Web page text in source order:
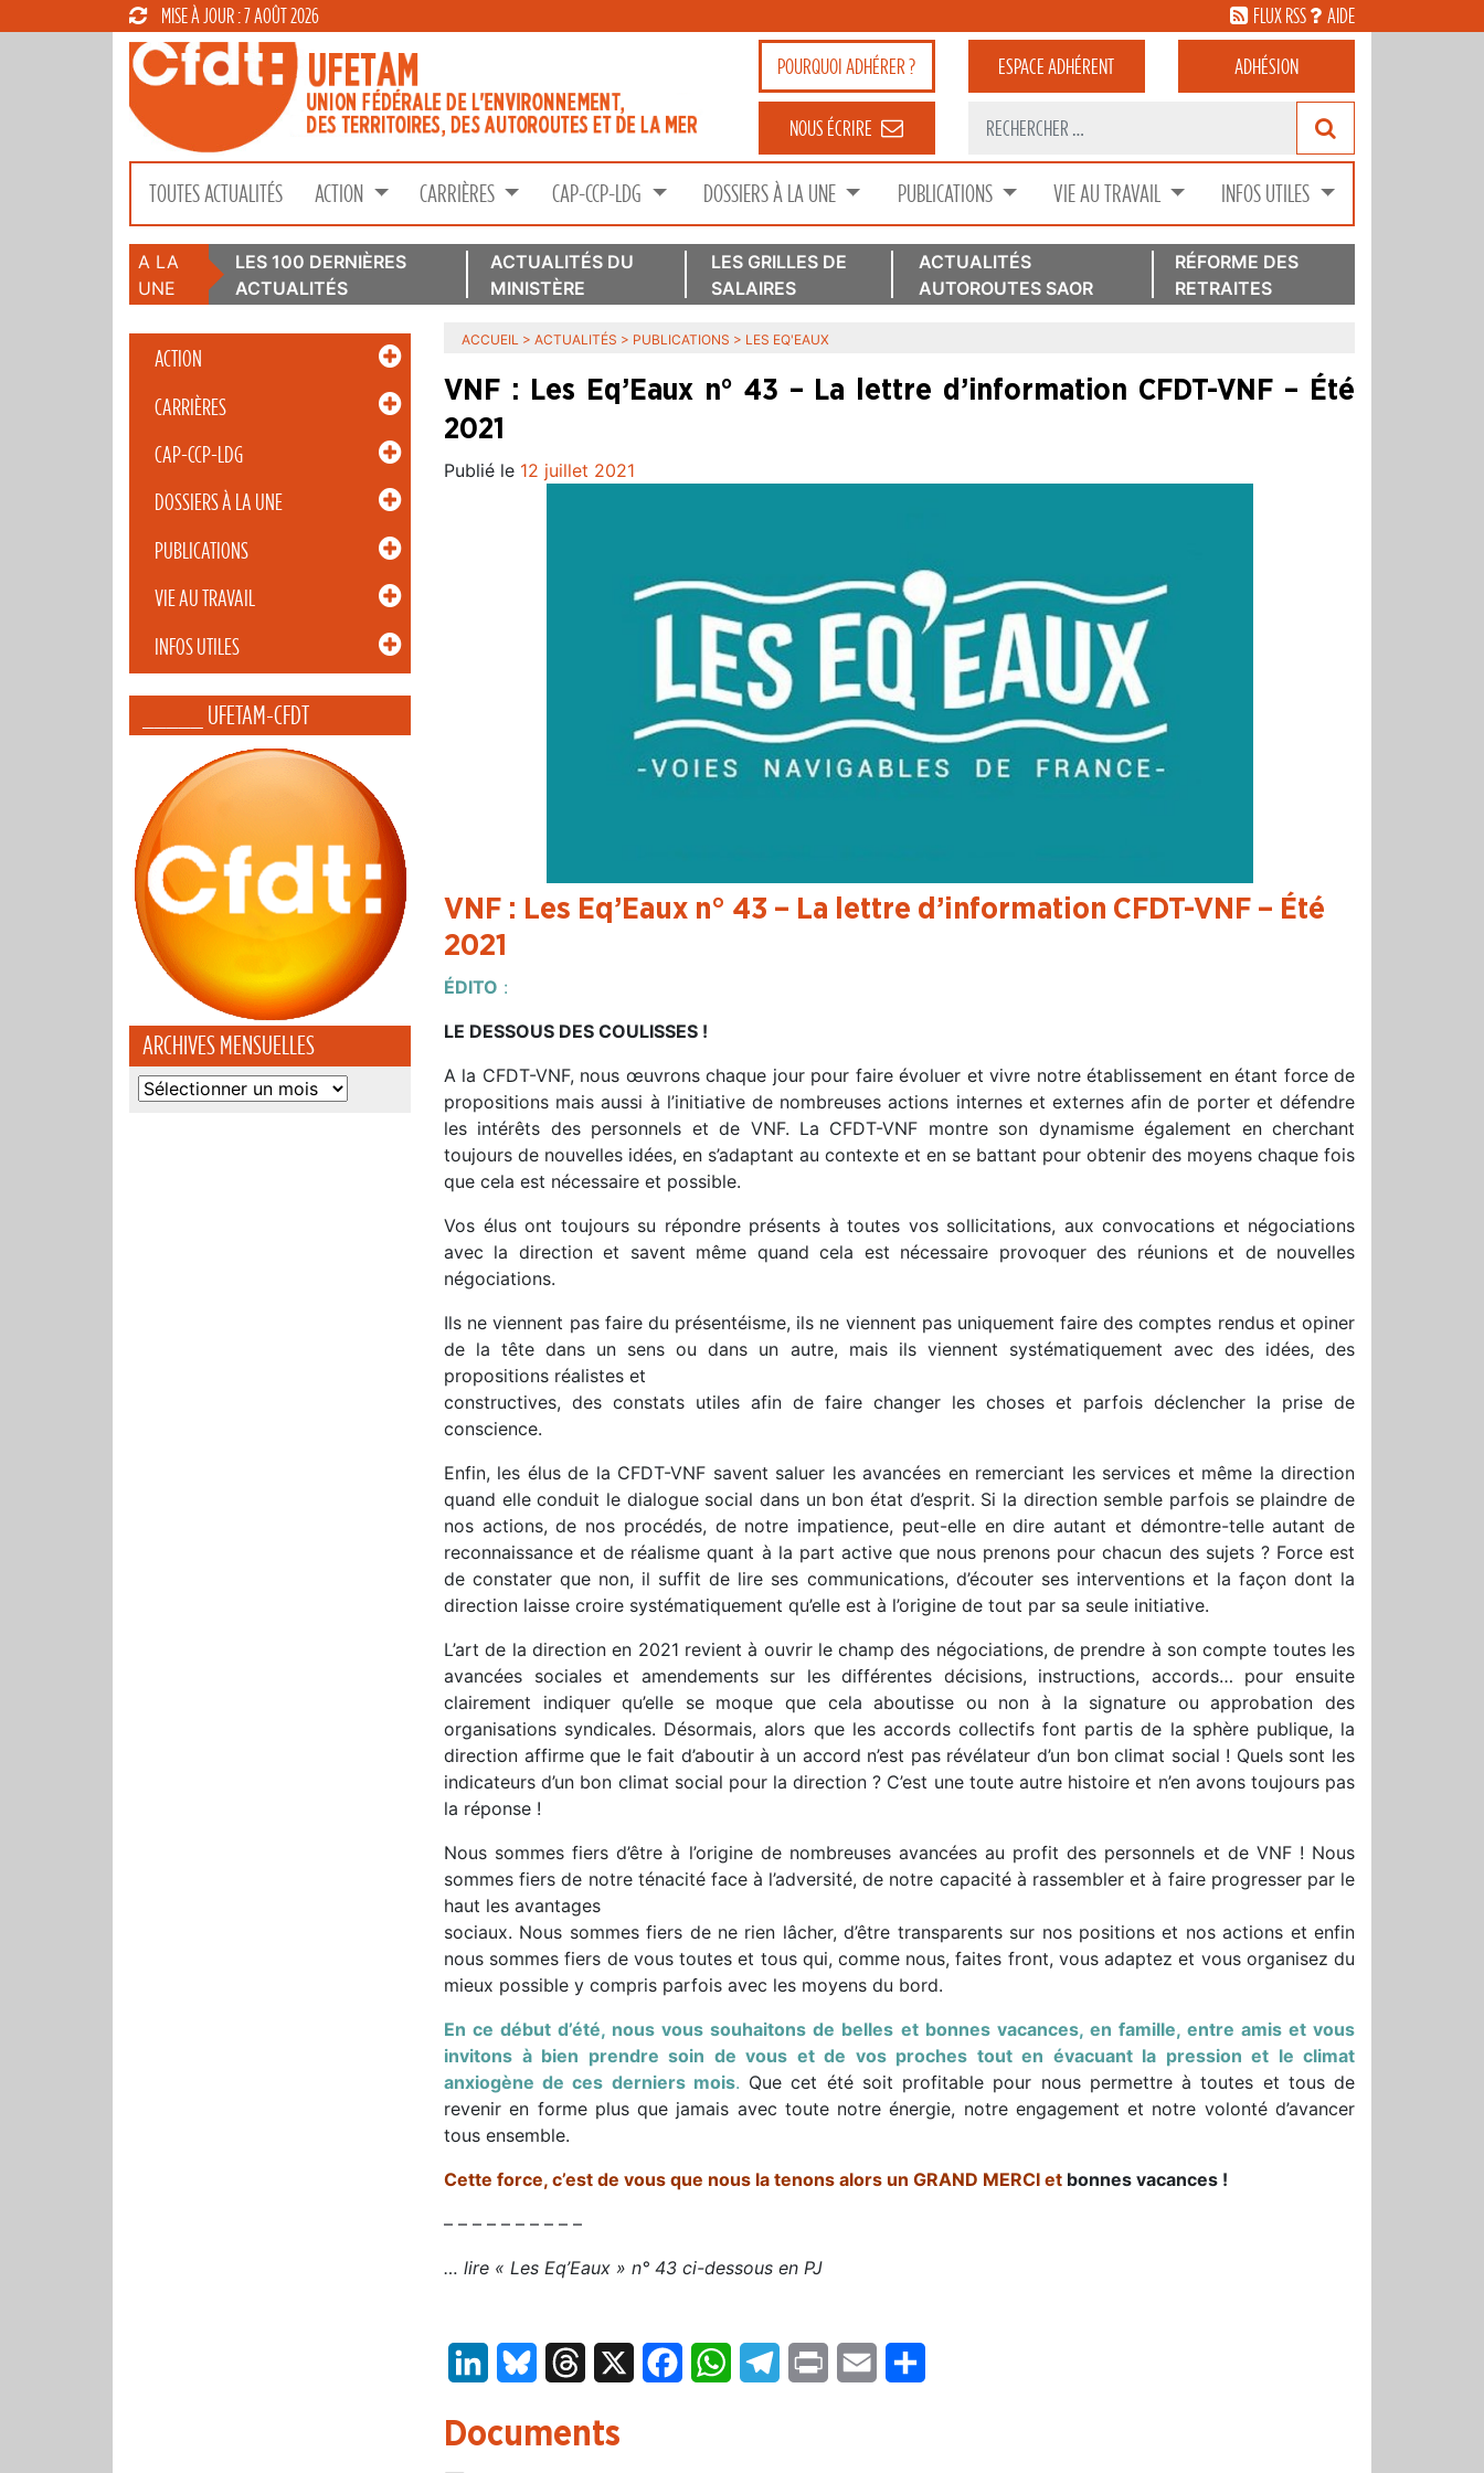
MISE À JOUR : 7 AOÛT 2026 FLUX RSS AIDE
POURQUOIADHÉRER ? ESPACEADHÉRENT ADHÉSION
NOUS ÉCRIRE
TOUTES ACTUALITÉS ACTION CARRIÈRES CAP-CCP-LDG DOSSIERS À LA UNE PUBLICATIONS VIE AU TRAVAIL INFOS UTILES
A LA
UNE
LES 100 DERNIÈRES
ACTUALITÉS
ACTUALITÉS DU
MINISTÈRE
LES GRILLES DE
SALAIRES
ACTUALITÉS
AUTOROUTES SAOR
RÉFORME DES
RETRAITES
ACTION
CARRIÈRES
CAP-CCP-LDG
DOSSIERS À LA UNE
PUBLICATIONS
VIE AU TRAVAIL
INFOS UTILES
_____ UFETAM-CFDT
ARCHIVES MENSUELLES
Archives
ACCUEIL > ACTUALITÉS > PUBLICATIONS > LES EQ'EAUX
VNF : Les Eq’Eaux n° 43 – La lettre d’information CFDT-VNF – Été
2021
Publié le 12 juillet 2021
VNF : Les Eq’Eaux n° 43 – La lettre d’information CFDT-VNF – Été
2021
ÉDITO :
LE DESSOUS DES COULISSES !
A la CFDT-VNF, nous œuvrons chaque jour pour faire évoluer et vivre notre établissement en étant force de
propositions mais aussi à l’initiative de nombreuses actions internes et externes afin de porter et défendre
les intérêts des personnels et de VNF. La CFDT-VNF montre son dynamisme également en cherchant
toujours de nouvelles idées, en s’adaptant au contexte et en se battant pour obtenir des moyens chaque fois
que cela est nécessaire et possible.
Vos élus ont toujours su répondre présents à toutes vos sollicitations, aux convocations et négociations
avec la direction et savent même quand cela est nécessaire provoquer des réunions et de nouvelles
négociations.
Ils ne viennent pas faire du présentéisme, ils ne viennent pas uniquement faire des comptes rendus et opiner
de la tête dans un sens ou dans un autre, mais ils viennent systématiquement avec des idées, des
propositions réalistes et
constructives, des constats utiles afin de faire changer les choses et parfois déclencher la prise de
conscience.
Enfin, les élus de la CFDT-VNF savent saluer les avancées en remerciant les services et même la direction
quand elle conduit le dialogue social dans un bon état d’esprit. Si la direction semble parfois se plaindre de
nos actions, de nos procédés, de notre impatience, peut-elle en dire autant et démontre-telle autant de
reconnaissance et de réalisme quant à la part active que nous prenons pour chacun des sujets ? Force est
de constater que non, il suffit de lire ses communications, d’écouter ses interventions et la façon dont la
direction laisse croire systématiquement qu’elle est à l’origine de tout par sa seule initiative.
L’art de la direction en 2021 revient à ouvrir le champ des négociations, de prendre à son compte toutes les
avancées sociales et amendements sur les différentes décisions, instructions, accords… pour ensuite
clairement indiquer qu’elle se moque que cela aboutisse ou non à la signature ou approbation des
organisations syndicales. Désormais, alors que les accords collectifs font partis de la sphère publique, la
direction affirme que le fait d’aboutir à un accord n’est pas révélateur d’un bon climat social ! Quels sont les
indicateurs d’un bon climat social pour la direction ? C’est une toute autre histoire et n’en avons toujours pas
la réponse !
Nous sommes fiers d’être à l’origine de nombreuses avancées au profit des personnels et de VNF ! Nous
sommes fiers de notre ténacité face à l’adversité, de notre capacité à rassembler et à faire progresser par le
haut les avantages
sociaux. Nous sommes fiers de ne rien lâcher, d’être transparents sur nos positions et nos actions et enfin
nous sommes fiers de vous toutes et tous qui, comme nous, faites front, vous adaptez et vous organisez du
mieux possible y compris parfois avec les moyens du bord.
En ce début d’été, nous vous souhaitons de belles et bonnes vacances, en famille, entre amis et vous
invitons à bien prendre soin de vous et de vos proches tout en évacuant la pression et le climat
anxiogène de ces derniers mois. Que cet été soit profitable pour nous permettre à toutes et tous de
revenir en forme plus que jamais avec toute notre énergie, notre engagement et notre volonté d’avancer
tous ensemble.
Cette force, c’est de vous que nous la tenons alors un GRAND MERCI et bonnes vacances !
– – – – – – – – – –
… lire « Les Eq’Eaux » n° 43 ci-dessous en PJ
LinkedInBluesky Threads FacebookWhatsAppTelegram
Print Email
Documents